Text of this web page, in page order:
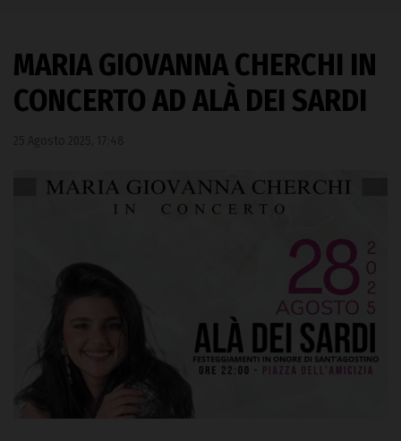
MARIA GIOVANNA CHERCHI IN
CONCERTO AD ALÀ DEI SARDI